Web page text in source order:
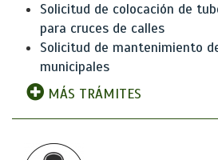
Solicitud de colocación de
para cruces de calles
Solicitud de mantenimiento
municipales
MÁS TRÁMITES